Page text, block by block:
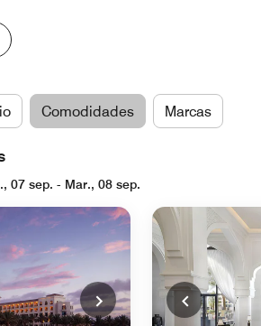
Comodidades Marcas
07 sep. - Mar., 08 sep.